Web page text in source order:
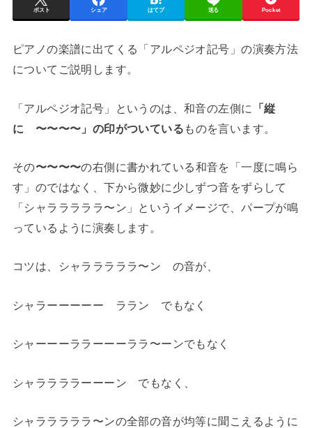
ポスト シェア はてブ 送る Pocket
ピアノの楽譜に出てくる「アルペジオ記号」の演奏方法
についてご説明します。
「アルペジオ記号」というのは、和音の左側に
「縦
に 〜〜〜〜」の印がついている ものを言います。
その〜〜〜〜の右側に書かれている和音を「一度に鳴ら
す」のではなく、下から微妙に少しずつ音をずらして
「シャラララララ〜ン」というイメージで、パープが鳴
っているように演奏します。
コツは、シャラララララ〜ン の音が、
シャラーーーーー ララン でもなく
シャーーーララーーーララ〜ーンでもなく
シャララララーーーン でもなく、
シャラララララ〜ンの全部の音が均等に聞こえるように